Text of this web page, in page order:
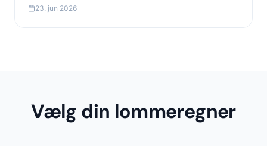
23. jun 2026
Vælg din lommeregner